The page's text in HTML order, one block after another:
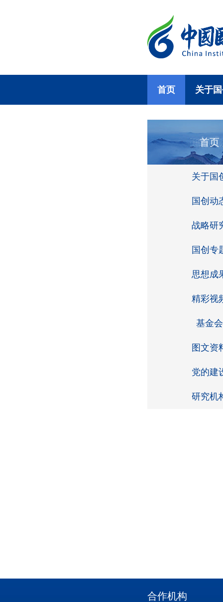
首页 关于
首页
关于国
国创动
战略研
国创专
思想成
精彩视
基金会
图文资
党的建
研究机
合作机构